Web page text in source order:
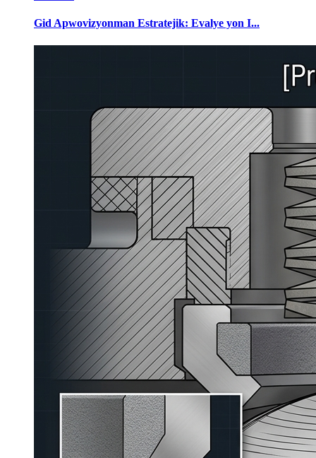
Gid Apwovizyonman Estratejik: Evalye yon I...